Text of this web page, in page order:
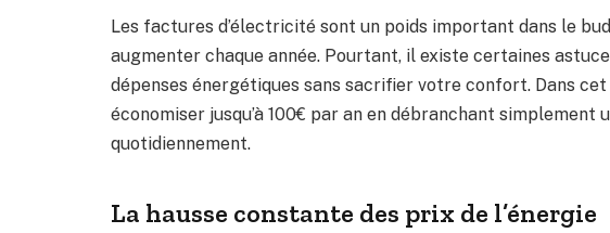
Les factures d’électricité sont un poids important dans le
augmenter chaque année. Pourtant, il existe certaines
dépenses énergétiques sans sacrifier votre confort. Dans
économiser jusqu’à 100€ par an en débranchant simplement
quotidiennement.
La hausse constante des prix de l’énergie